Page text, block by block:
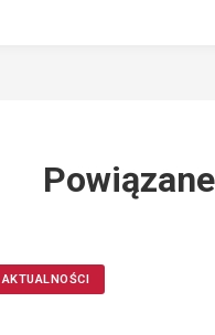
AKTUALNOŚCI